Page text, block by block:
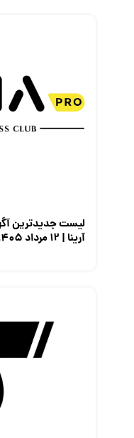
لیست جدیدترین
آرینا | ۱۲ مرداد ۱۴۰۵